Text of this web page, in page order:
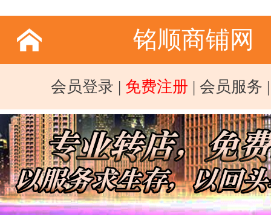
铭顺商铺网
会员登录 | 免费注册 | 会员服务